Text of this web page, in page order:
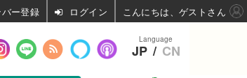
Language
JP / CN
ログイン こんにちは、ゲストさん